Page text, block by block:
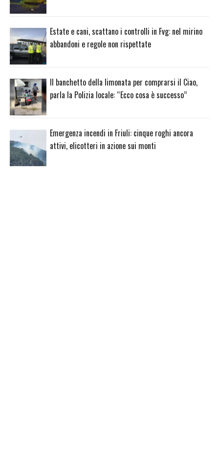
Estate e cani, scattano i controlli in Fvg: nel mirino
abbandoni e regole non rispettate
Il banchetto della limonata per comprarsi il Ciao,
parla la Polizia locale: “Ecco cosa è successo”
Emergenza incendi in Friuli: cinque roghi ancora
attivi, elicotteri in azione sui monti